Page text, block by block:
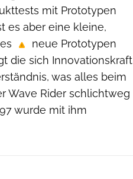
mit Prototypen
es aber eine kleine,
neue Prototypen
die sich Innovationskraft
was alles beim
Wave Rider schlichtweg
wurde mit ihm